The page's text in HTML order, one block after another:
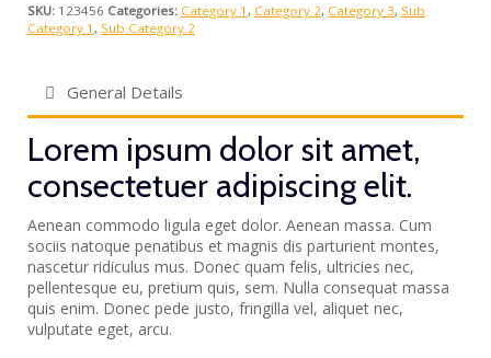
SKU: 123456 Categories: Category 1 , Category 2, Category 3, Sub
Category 1 , Sub Category 2
General Details
Lorem ipsum dolor sit amet,
consectetuer adipiscing elit.
Aenean commodo ligula eget dolor. Aenean massa. Cum
sociis natoque penatibus et magnis dis parturient montes,
nascetur ridiculus mus. Donec quam felis, ultricies nec,
pellentesque eu, pretium quis, sem. Nulla consequat massa
quis enim. Donec pede justo, fringilla vel, aliquet nec,
vulputate eget, arcu.